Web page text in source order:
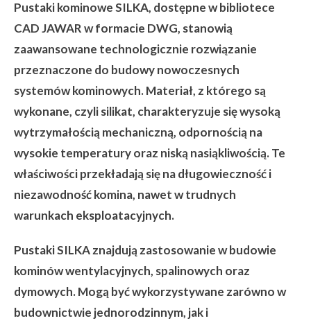
Pustaki kominowe SILKA, dostępne w bibliotece
CAD JAWAR w formacie DWG, stanowią
zaawansowane technologicznie rozwiązanie
przeznaczone do budowy nowoczesnych
systemów kominowych. Materiał, z którego są
wykonane, czyli silikat, charakteryzuje się wysoką
wytrzymałością mechaniczną, odpornością na
wysokie temperatury oraz niską nasiąkliwością. Te
właściwości przekładają się na długowieczność i
niezawodność komina, nawet w trudnych
warunkach eksploatacyjnych.
Pustaki SILKA znajdują zastosowanie w budowie
kominów wentylacyjnych, spalinowych oraz
dymowych. Mogą być wykorzystywane zarówno w
budownictwie jednorodzinnym, jak i